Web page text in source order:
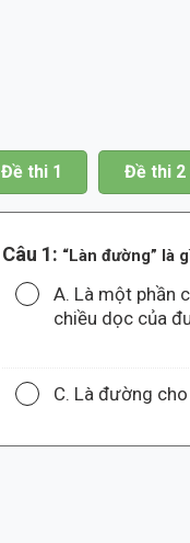
Đề thi 1 Đề thi 2
Câu 1: “Làn đường” là
A. Là một phần
chiều dọc của
C. Là đường